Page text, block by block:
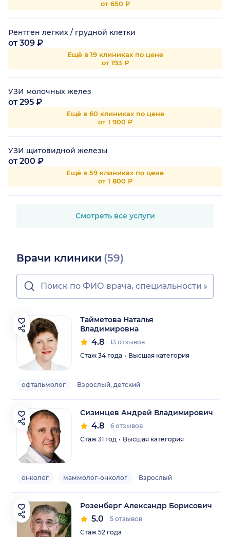
от 650 Р
Рентген легких / грудной клетки
от 309 ₽
Ещё в 19 клиниках по цене
от 193 Р
УЗИ молочных желез
от 295 ₽
Ещё в 60 клиниках по цене
от 1 900 Р
УЗИ щитовидной железы
от 200 ₽
Ещё в 59 клиниках по цене
от 1 800 Р
Смотреть все услуги
Врачи клиники (59)
Тайметова Наталья
Владимировна
4.8
13 отзывов
Стаж 34 года
Высшая категория
офтальмолог Взрослый, детский
Сизинцев Андрей Владимирович
4.8
6 отзывов
Стаж 31 год
Высшая категория
онколог маммолог-онколог Взрослый
Розенберг Александр Борисович
5.0
5 отзывов
Стаж 52 года